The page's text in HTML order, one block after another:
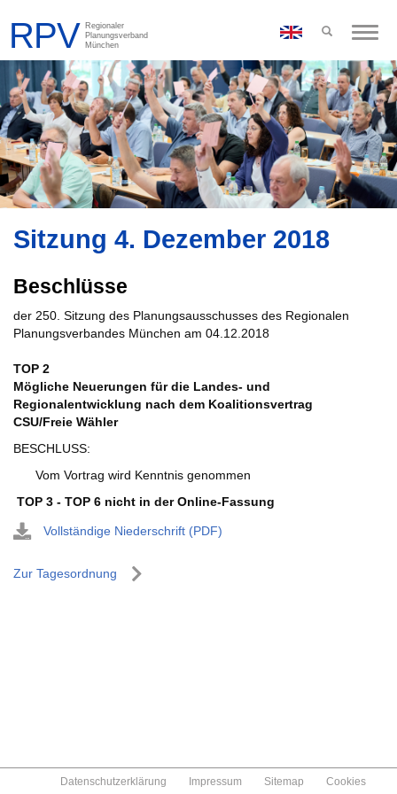
Toggle
Sitzung 4. Dezember 2018
Beschlüsse
der 250. Sitzung des Planungsausschusses des Regionalen
Planungsverbandes München am 04.12.2018
TOP 2
Mögliche Neuerungen für die Landes- und
Regionalentwicklung nach dem Koalitionsvertrag
CSU/Freie Wähler
BESCHLUSS:
Vom Vortrag wird Kenntnis genommen
TOP 3 - TOP 6 nicht in der Online-Fassung
Vollständige Niederschrift (PDF)
Zur Tagesordnung
Datenschutzerklärung Impressum Sitemap Cookies